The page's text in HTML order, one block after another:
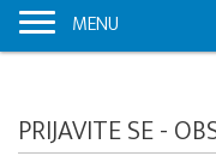
MENU
PRIJAVITE SE -